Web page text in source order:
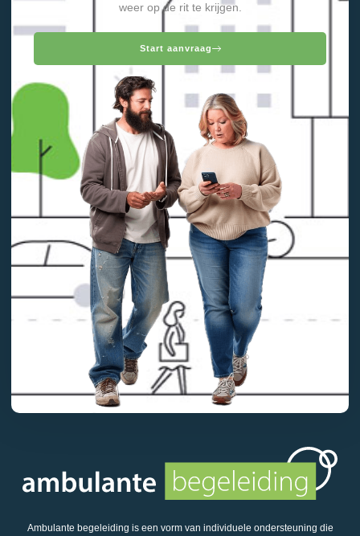
weer op de rit te krijgen.
Start aanvraag
Ambulante begeleiding is een vorm van individuele ondersteuning die